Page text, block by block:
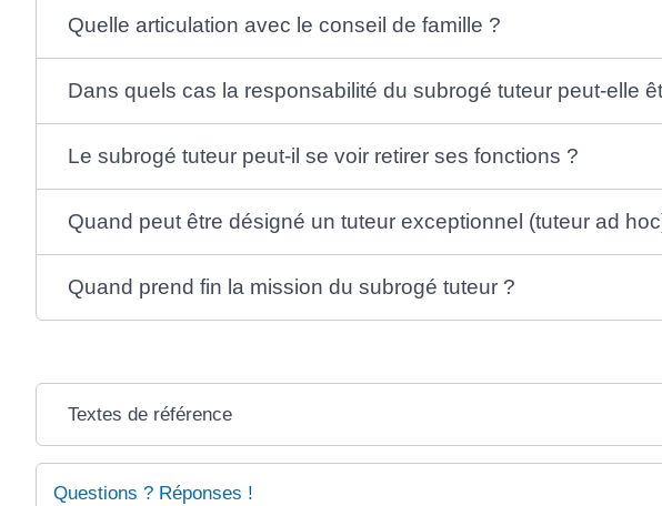
Quelle articulation avec le conseil de famille ?
Dans quels cas la responsabilité du subrogé tuteur peut-elle
Le subrogé tuteur peut-il se voir retirer ses fonctions ?
Quand peut être désigné un tuteur exceptionnel (tuteur ad
Quand prend fin la mission du subrogé tuteur ?
Textes de référence
Questions ? Réponses !